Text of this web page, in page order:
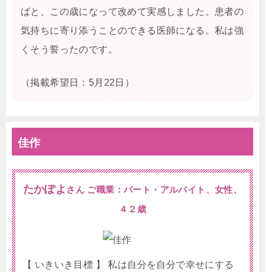
ばと、この歳になって改めて実感しました。患者の
気持ちに寄り添うことのできる医師になる。私は強
くそう誓ったのです。
（掲載希望日：5月22日）
佳作
たかぽよ さん ご職業：パート・アルバイト、女性、
４２歳
【 いきいき目標 】 私は自分を自分で幸せにする